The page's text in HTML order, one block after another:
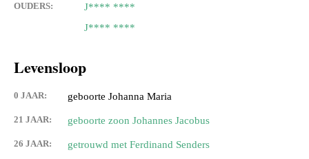
OUDERS:
J**** ****
J**** ****
Levensloop
0 JAAR: geboorte Johanna Maria
21 JAAR: geboorte zoon Johannes Jacobus
26 JAAR: getrouwd met Ferdinand Senders